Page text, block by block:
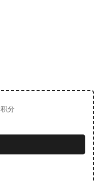
积分